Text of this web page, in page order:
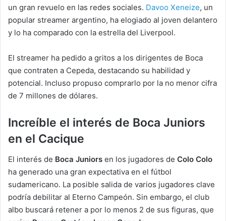
un gran revuelo en las redes sociales. Davoo Xeneize, un
popular streamer argentino, ha elogiado al joven delantero
y lo ha comparado con la estrella del Liverpool.
El streamer ha pedido a gritos a los dirigentes de Boca
que contraten a Cepeda, destacando su habilidad y
potencial. Incluso propuso comprarlo por la no menor cifra
de 7 millones de dólares.
Increíble el interés de Boca Juniors
en el Cacique
El interés de Boca Juniors en los jugadores de Colo Colo
ha generado una gran expectativa en el fútbol
sudamericano. La posible salida de varios jugadores clave
podría debilitar al Eterno Campeón. Sin embargo, el club
albo buscará retener a por lo menos 2 de sus figuras, que